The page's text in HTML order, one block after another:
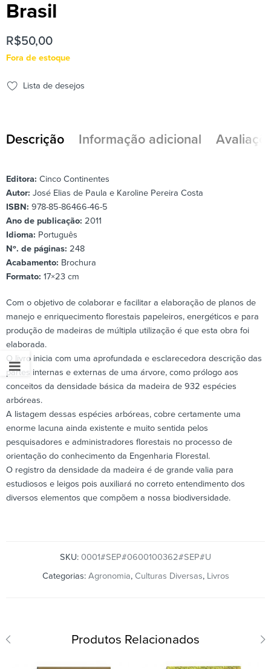
Brasil
R$50,00
Fora de estoque
Lista de desejos
Descrição Informação adicional
Editora: Cinco Continentes
Autor: José Elias de Paula e Karoline Pereira Costa
ISBN: 978-85-86466-46-5
Ano de publicação: 2011
Idioma: Português
Nº. de páginas: 248
Acabamento: Brochura
Formato: 17×23 cm
Com o objetivo de colaborar e facilitar a elaboração de planos de
manejo e enriquecimento florestais papeleiros, energéticos e para
produção de madeiras de múltipla utilização é que esta obra foi
elaborada.
O livro inicia com uma aprofundada e esclarecedora descrição das
partes internas e externas de uma árvore, como prólogo aos
conceitos da densidade básica da madeira de 932 espécies
arbóreas.
A listagem dessas espécies arbóreas, cobre certamente uma
enorme lacuna ainda existente e muito sentida pelos
pesquisadores e administradores florestais no processo de
orientação do conhecimento da Engenharia Florestal.
O registro da densidade da madeira é de grande valia para
estudiosos e leigos pois auxiliará no correto entendimento dos
diversos elementos que compõem a nossa biodiversidade.
SKU: 0001#SEP#0600100362#SEP#U
Categorias: Agronomia, Culturas Diversas, Livros
Produtos Relacionados